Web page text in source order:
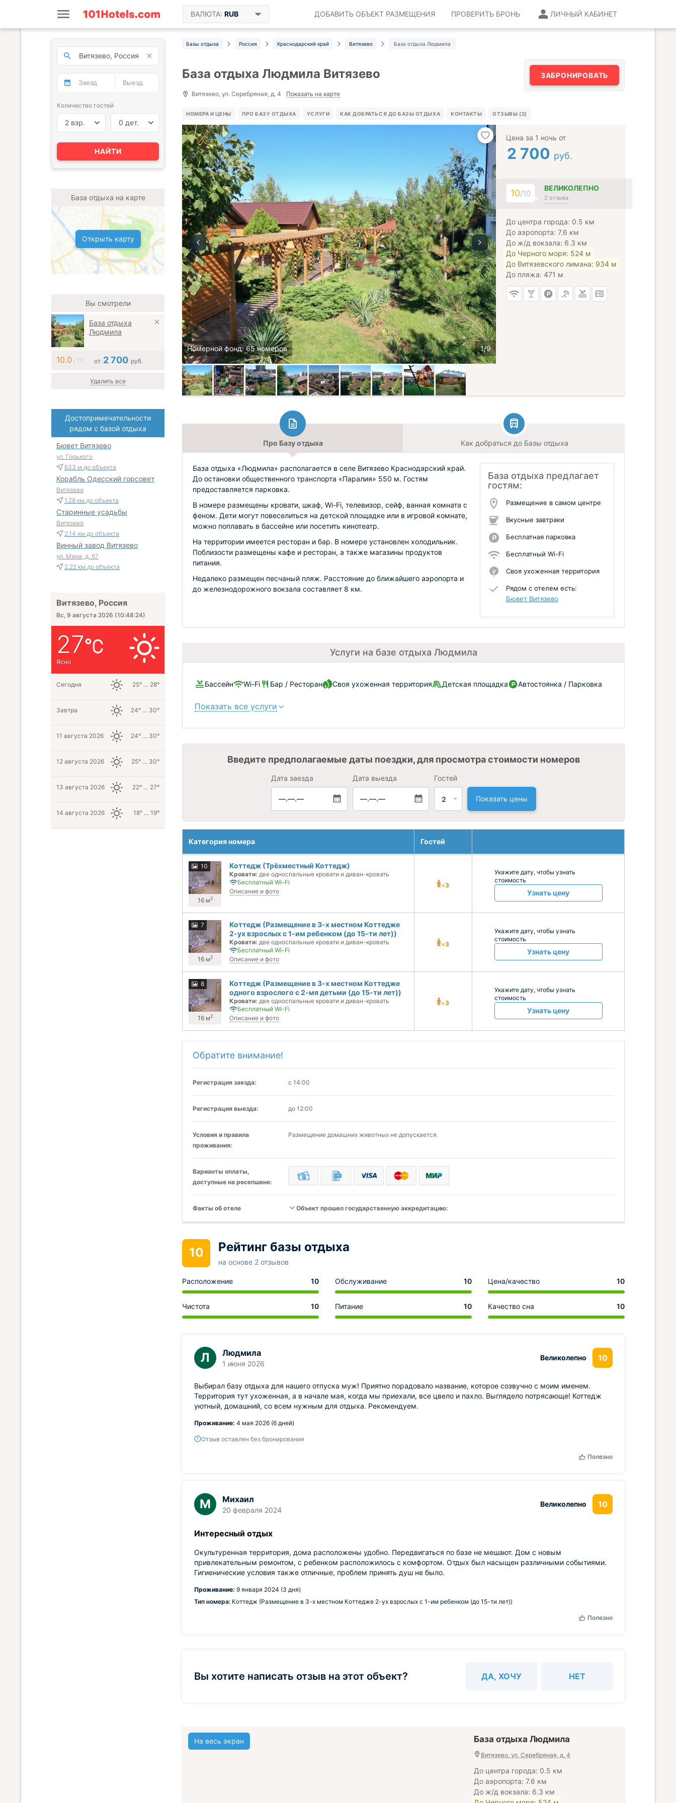
ВАЛЮТА: RUB ЛИЧНЫЙ КАБИНЕТ
ПРОВЕРИТЬ БРОНЬ
ДОБАВИТЬ ОБЪЕКТ РАЗМЕЩЕНИЯ
Базы отдыха Россия Краснодарский край Витязево База отдыха Людмила
База отдыха Людмила Витязево
Витязево, ул. Серебряная, д. 4 Показать на карте
ЗАБРОНИРОВАТЬ
НОМЕРА И ЦЕНЫ ПРО БАЗУ ОТДЫХА УСЛУГИ КАК ДОБРАТЬСЯ ДО БАЗЫ ОТДЫХА КОНТАКТЫ ОТЗЫВЫ (2)
Номерной фонд: 65 номеров
Цена за 1 ночь от
2 700 руб.
10/10
ВЕЛИКОЛЕПНО
2 отзыва
До центра города: 0.5 км
До аэропорта: 7.6 км
До ж/д вокзала: 6.3 км
До Черного моря: 524 м
До Витязевского лимана: 934 м
До пляжа: 471 м
Про Базу отдыха Как добраться до Базы отдыха
База отдыха предлагает
гостям:
Размещение в самом центре
Вкусные завтраки
Бесплатная парковка
Бесплатный Wi-Fi
Своя ухоженная территория
Рядом с отелем есть:
Бювет Витязево
База отдыха «Людмила» располагается в селе Витязево Краснодарский край.
До остановки общественного транспорта «Паралия» 550 м. Гостям
предоставляется парковка.
В номере размещены кровати, шкаф, Wi-Fi, телевизор, сейф, ванная комната с
феном. Дети могут повеселиться на детской площадке или в игровой комнате,
можно поплавать в бассейне или посетить кинотеатр.
На территории имеется ресторан и бар. В номере установлен холодильник.
Поблизости размещены кафе и ресторан, а также магазины продуктов
питания.
Недалеко размещен песчаный пляж. Расстояние до ближайшего аэропорта и
до железнодорожного вокзала составляет 8 км.
Услуги на базе отдыха Людмила
Бассейн Wi-Fi Бар / Ресторан Своя ухоженная территория Детская площадка Автостоянка / Парковка
Показать все услуги
Введите предполагаемые даты поездки, для просмотра стоимости номеров
Дата заезда
—.—.—
Дата выезда
—.—.—
Гостей
2 Показать цены
Категория номера Гостей
10
16 м2
Коттедж (Трёхместный Коттедж)
Кровати: две односпальные кровати и диван-кровать
Бесплатный Wi-Fi
Описание и фото
×3
Укажите дату, чтобы узнать
стоимость
Узнать цену
7
16 м2
Коттедж (Размещение в 3-х местном Коттедже
2-ух взрослых с 1-им ребенком (до 15-ти лет))
Кровати: две односпальные кровати и диван-кровать
Бесплатный Wi-Fi
Описание и фото
×3
Укажите дату, чтобы узнать
стоимость
Узнать цену
8
16 м2
Коттедж (Размещение в 3-х местном Коттедже
одного взрослого с 2-мя детьми (до 15-ти лет))
Кровати: две односпальные кровати и диван-кровать
Бесплатный Wi-Fi
Описание и фото
×3
Укажите дату, чтобы узнать
стоимость
Узнать цену
Обратите внимание!
Регистрация заезда: с 14:00
Регистрация выезда: до 12:00
Условия и правила
проживания:
Размещение домашних животных не допускается.
Варианты оплаты,
доступные на ресепшене:
Факты об отеле Объект прошел государственную аккредитацию:
10 Рейтинг базы отдыха
на основе 2 отзывов
Расположение 10 Обслуживание 10 Цена/качество 10
Чистота 10 Питание 10 Качество сна 10
Л Людмила
1 июня 2026
Великолепно 10
Выбирал базу отдыха для нашего отпуска муж! Приятно порадовало название, которое созвучно с моим именем.
Территория тут ухоженная, а в начале мая, когда мы приехали, все цвело и пахло. Выглядело потрясающе! Коттедж
уютный, домашний, со всем нужным для отдыха. Рекомендуем.
Проживание: 4 мая 2026 (6 дней)
Отзыв оставлен без бронирования
Полезно
М Михаил
20 февраля 2024
Великолепно 10
Интересный отдых
Окультуренная территория, дома расположены удобно. Передвигаться по базе не мешают. Дом с новым
привлекательным ремонтом, с ребенком расположилось с комфортом. Отдых был насыщен различными событиями.
Гигиенические условия также отличные, проблем принять душ не было.
Проживание: 9 января 2024 (3 дня)
Тип номера: Коттедж (Размещение в 3-х местном Коттедже 2-ух взрослых с 1-им ребенком (до 15-ти лет))
Полезно
Вы хотите написать отзыв на этот объект? ДА, ХОЧУ НЕТ
На весь экран База отдыха Людмила
Витязево, ул. Серебряная, д. 4
До центра города: 0.5 км
До аэропорта: 7.6 км
До ж/д вокзала: 6.3 км
Количество гостей
2 взр. 0 дет.
НАЙТИ
База отдыха на карте
Открыть карту
Вы смотрели
База отдыха
Людмила
10.0 / 10 от 2 700 руб.
Удалить все
Достопримечательности
рядом с базой отдыха
Бювет Витязево
ул. Горького
633 м до объекта
Корабль Одесский горсовет
Витязево
1.28 км до объекта
Старинные усадьбы
Витязево
2.14 км до объекта
Винный завод Витязево
ул. Мира, д. 67
2.22 км до объекта
Витязево, Россия
Вс, 9 августа 2026 (10:48:26)
27
Ясно
Сегодня 25° … 28°
Завтра 24° … 30°
11 августа 2026 24° … 30°
12 августа 2026 25° … 30°
13 августа 2026 22° … 27°
14 августа 2026 18° … 19°